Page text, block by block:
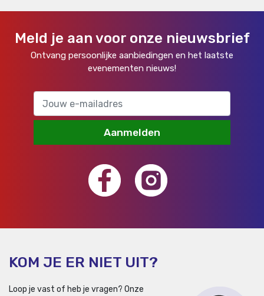
Meld je aan voor onze nieuwsbrief
Ontvang persoonlijke aanbiedingen en het laatste
evenementen nieuws!
Aanmelden
KOM JE ER NIET UIT?
Loop je vast of heb je vragen? Onze